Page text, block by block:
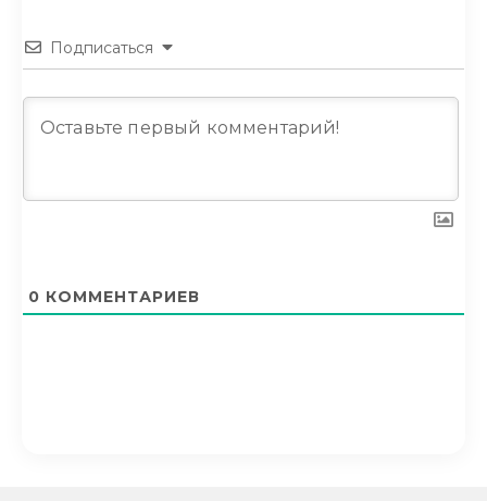
Подписаться
0 КОММЕНТАРИЕВ